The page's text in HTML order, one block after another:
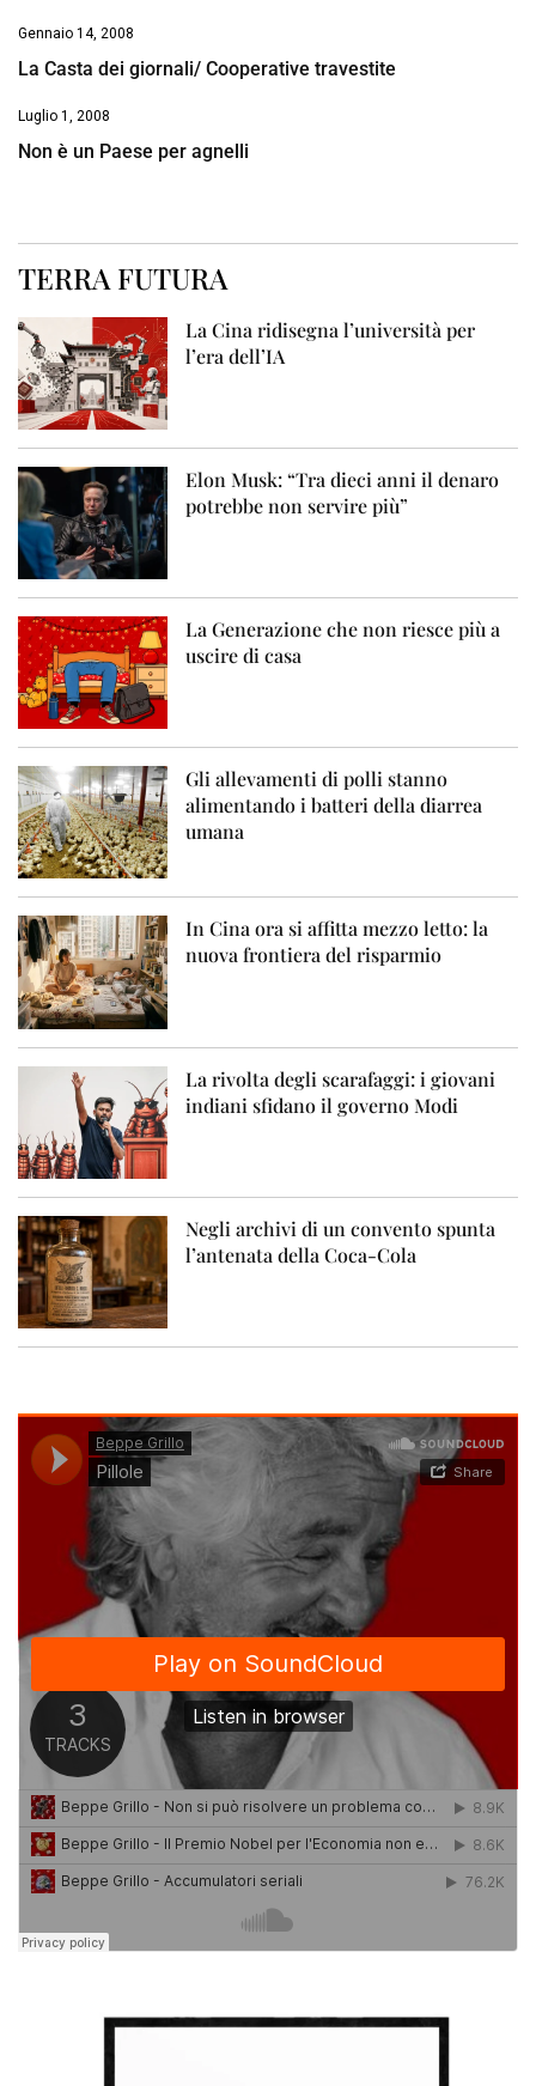
Gennaio 14, 2008
La Casta dei giornali/ Cooperative travestite
Luglio 1, 2008
Non è un Paese per agnelli
TERRA FUTURA
La Cina ridisegna l’università per
l’era dell’IA
Elon Musk: “Tra dieci anni il denaro
potrebbe non servire più”
La Generazione che non riesce più a
uscire di casa
Gli allevamenti di polli stanno
alimentando i batteri della diarrea
umana
In Cina ora si affitta mezzo letto: la
nuova frontiera del risparmio
La rivolta degli scarafaggi: i giovani
indiani sfidano il governo Modi
Negli archivi di un convento spunta
l’antenata della Coca-Cola